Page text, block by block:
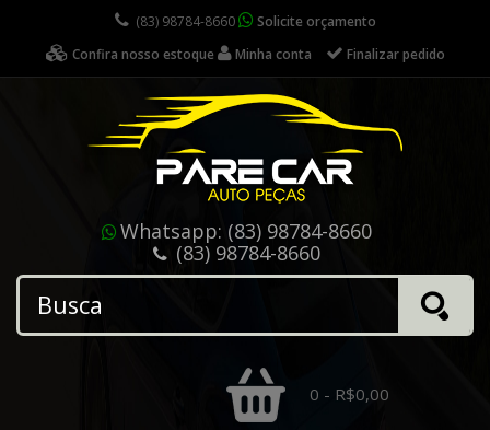
(83) 98784-8660
Solicite orçamento
Confira nosso estoque
Minha conta Finalizar pedido
Whatsapp: (83) 98784-8660
(83) 98784-8660
0 - R$0,00